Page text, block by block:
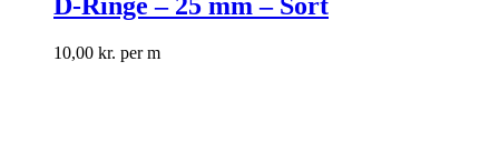
D-Ringe – 25 mm – Sort
10,00 kr. per m